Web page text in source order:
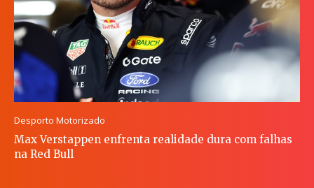
Desporto Motorizado
Max Verstappen enfrenta realidade dura com falhas
na Red Bull